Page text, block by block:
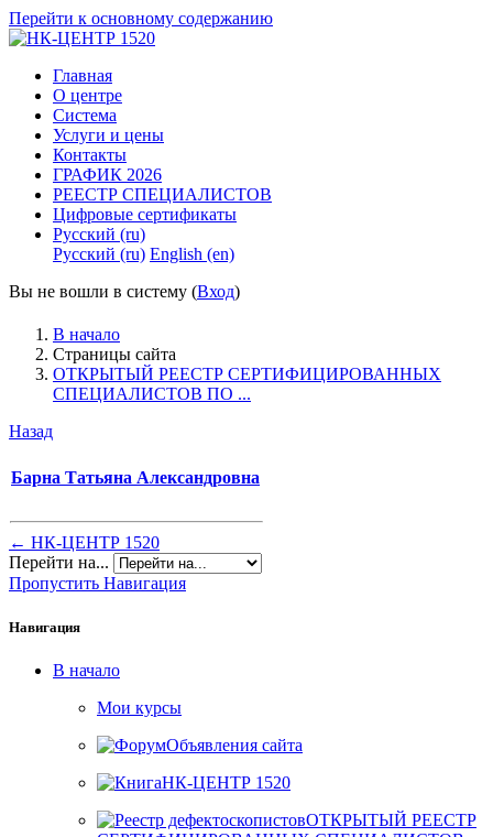
Перейти к основному содержанию
Главная
О центре
Система
Услуги и цены
Контакты
ГРАФИК 2026
РЕЕСТР СПЕЦИАЛИСТОВ
Цифровые сертификаты
Русский ‎(ru)‎
Русский ‎(ru)‎ English ‎(en)‎
Вы не вошли в систему (Вход)
В начало
Страницы сайта
ОТКРЫТЫЙ РЕЕСТР СЕРТИФИЦИРОВАННЫХ
СПЕЦИАЛИСТОВ ПО ...
Назад
Барна Татьяна Александровна
← НК-ЦЕНТР 1520
Перейти на...
Пропустить Навигация
Навигация
В начало
Мои курсы
Объявления сайта
НК-ЦЕНТР 1520
ОТКРЫТЫЙ РЕЕСТР